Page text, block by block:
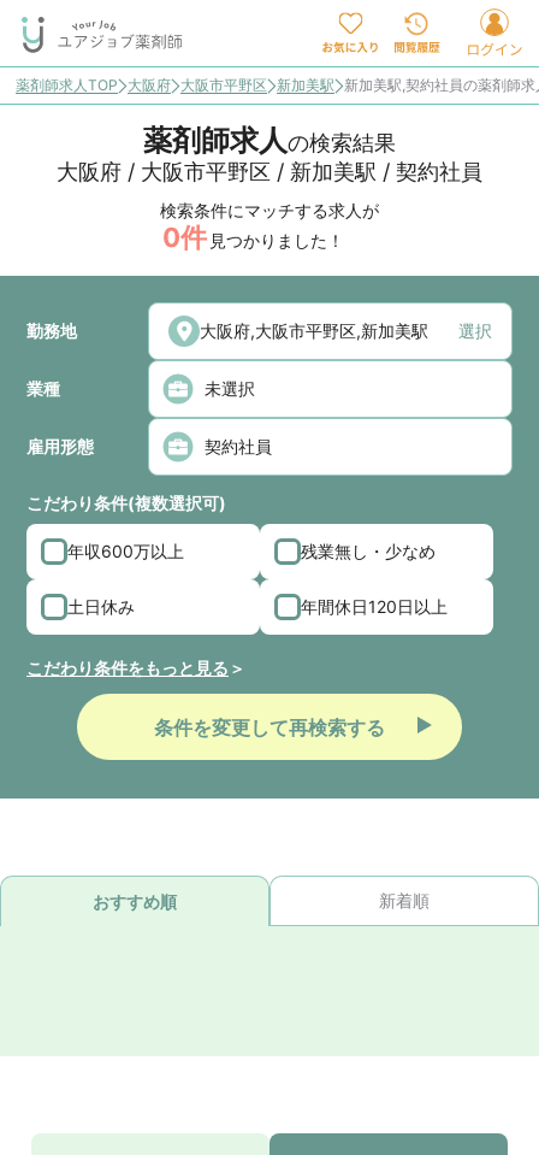
薬剤師求人TOP 大阪府 大阪市平野区 新加美駅 新加美駅,契約社員の薬剤師
薬剤師求人の検索結果
大阪府 / 大阪市平野区 / 新加美駅 / 契約社員
検索条件にマッチする求人が
0件 見つかりました！
勤務地 選択
業種
雇用形態
こだわり条件(複数選択可)
年収600万以上 残業無し・少なめ
土日休み 年間休日120日以上
こだわり条件をもっと見る
条件を変更して再検索する
おすすめ順 新着順